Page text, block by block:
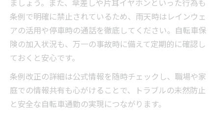
ましょう。また、傘差しや片耳イヤホンといった行為も
条例で明確に禁止されているため、雨天時はレインウェ
アの活用や停車時の通話を徹底してください。自転車保
険の加入状況も、万一の事故時に備えて定期的に確認し
ておくと安心です。
条例改正の詳細は公式情報を随時チェックし、職場や家
庭での情報共有も心がけることで、トラブルの未然防止
と安全な自転車通勤の実現につながります。